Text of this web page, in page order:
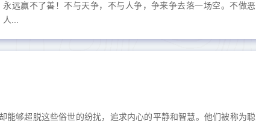
远赢不了善！不与天争，不与人争，争来争去落一场空。不做恶
...
够超脱这些俗世的纷扰，追求内心的平静和智慧。他们被称为聪